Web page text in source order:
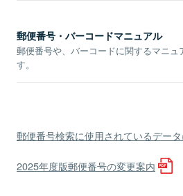
郵便番号・バーコードマニュアル
郵便番号や、バーコードに関するマニュ
す。
郵便番号検索に使用されているデー
2025年度版郵便番号の変更案内